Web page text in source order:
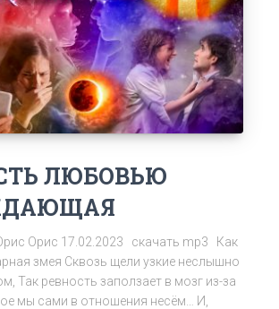
ЛЮБОВЬЮ
Орис 17.02.2023 скачать mp3 Как
змея Сквозь щели узкие неслышно
Так ревность заползает в мозг из-за
мы сами в отношения несём… И,